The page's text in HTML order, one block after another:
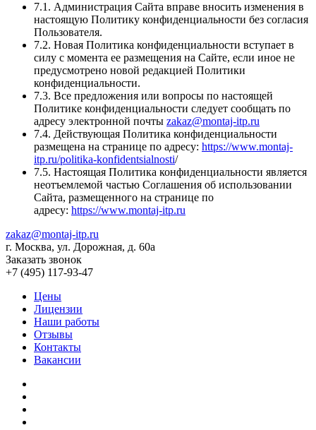
7.1. Администрация Сайта вправе вносить изменения в
настоящую Политику конфиденциальности без согласия
Пользователя.
7.2. Новая Политика конфиденциальности вступает в
силу с момента ее размещения на Сайте, если иное не
предусмотрено новой редакцией Политики
конфиденциальности.
7.3. Все предложения или вопросы по настоящей
Политике конфиденциальности следует сообщать по
адресу электронной почты zakaz@montaj-itp.ru
7.4. Действующая Политика конфиденциальности
размещена на странице по адресу: https://www.montaj-
itp.ru/politika-konfidentsialnosti/
7.5. Настоящая Политика конфиденциальности является
неотъемлемой частью Соглашения об использовании
Сайта, размещенного на странице по
адресу: https://www.montaj-itp.ru
zakaz@montaj-itp.ru
г. Москва, ул. Дорожная, д. 60a
Заказать звонок
+7 (495) 117-93-47
Цены
Лицензии
Наши работы
Отзывы
Контакты
Вакансии